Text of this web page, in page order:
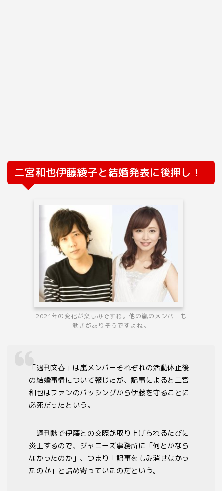
二宮和也伊藤綾子と結婚発表に後押し！
2021年の変化が楽しみですね。他の嵐のメンバーも
動きがありそうですよね。
「週刊文春」は嵐メンバーそれぞれの活動休止後
の結婚事情について報じたが、記事によると二宮
和也はファンのバッシングから伊藤を守ることに
必死だったという。
週刊誌で伊藤との交際が取り上げられるたびに
炎上するので、ジャニーズ事務所に「何とかなら
なかったのか」、つまり「記事をもみ消せなかっ
たのか」と詰め寄っていたのだという。